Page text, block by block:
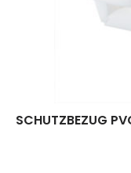
SCHUTZBEZUG